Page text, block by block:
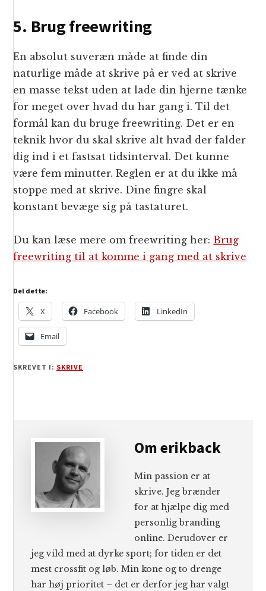
5. Brug freewriting
En absolut suveræn måde at finde din
naturlige måde at skrive på er ved at skrive
en masse tekst uden at lade din hjerne tænke
for meget over hvad du har gang i. Til det
formål kan du bruge freewriting. Det er en
teknik hvor du skal skrive alt hvad der falder
dig ind i et fastsat tidsinterval. Det kunne
være fem minutter. Reglen er at du ikke må
stoppe med at skrive. Dine fingre skal
konstant bevæge sig på tastaturet.
Du kan læse mere om freewriting her: Brug
freewriting til at komme i gang med at skrive
Del dette:
X Facebook LinkedIn
Email
SKREVET I: SKRIVE
Omerikback
Min passion er at
skrive. Jeg brænder
for at hjælpe dig med
personlig branding
online. Derudover er
jeg vild med at dyrke sport; for tiden er det
mest crossfit og løb. Min kone og to drenge
har høj prioritet – det er derfor jeg har valgt